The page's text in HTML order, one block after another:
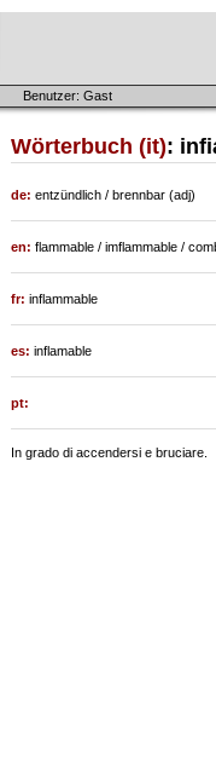
Benutzer: Gast
Wörterbuch (it):
de: entzündlich / brennbar (adj)
en: flammable / imflammable /
fr: inflammable
es: inflamable
pt:
In grado di accendersi e bruciare.